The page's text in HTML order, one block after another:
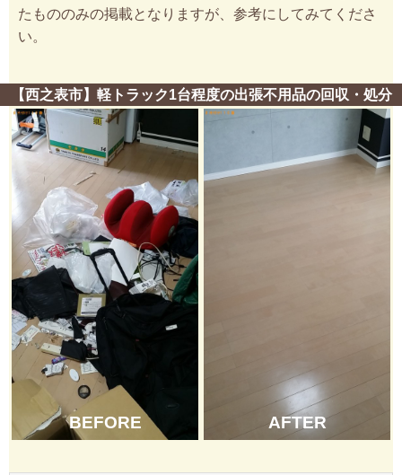
たもののみの掲載となりますが、参考にしてみてくださ
い。
【西之表市】軽トラック1台程度の出張不用品の回収・処分
BEFORE AFTER